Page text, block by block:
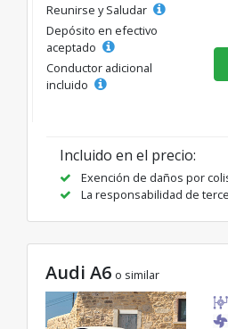
Reunirse y Saludar
Depósito en efectivo
aceptado
Conductor adicional
incluido
Incluido en el precio:
Exención de daños por
La responsabilidad de
Audi A6 o similar